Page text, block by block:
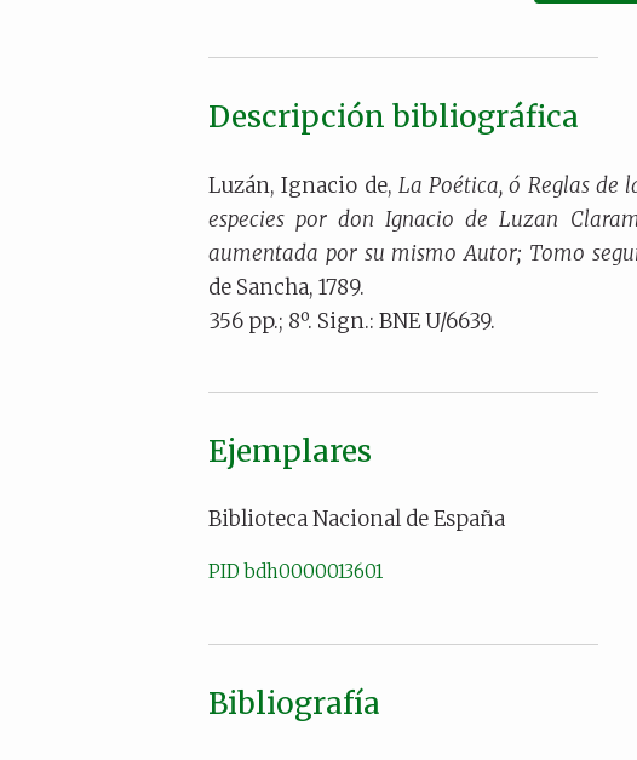
Descripción bibliográfica
Luzán, Ignacio de, La Poética, ó Reglas de
especies por don Ignacio de Luzan
aumentada por su mismo Autor; Tomo
de Sancha, 1789.
356 pp.; 8º. Sign.: BNE U/6639.
Ejemplares
Biblioteca Nacional de España
PID bdh0000013601
Bibliografía